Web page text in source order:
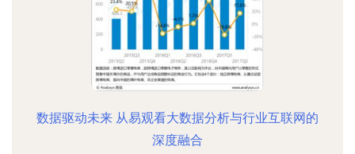
数据驱动未来 从易观看大数据分析与行业互联网的
深度融合